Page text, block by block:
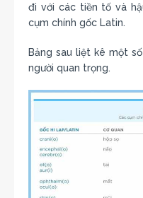
đi với các tiền tố và
cụm chính gốc Latin.
Bảng sau liệt kê một
người quan trọng.